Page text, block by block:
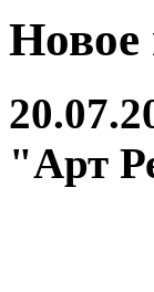
Новое
"Арт